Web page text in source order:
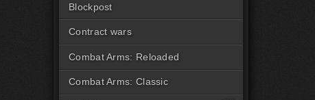
Blockpost
Contract wars
Combat Arms: Reloaded
Combat Arms: Classic